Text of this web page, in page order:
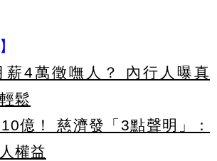
薪4萬徵嘸人？ 內行人曝真
鬆
億！ 慈濟發「3點聲明」：
權益